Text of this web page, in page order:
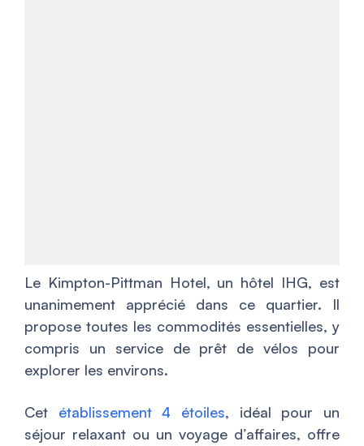
Le Kimpton-Pittman Hotel, un hôtel IHG, est
unanimement apprécié dans ce quartier. Il
propose toutes les commodités essentielles, y
compris un service de prêt de vélos pour
explorer les environs.
Cet établissement 4 étoiles, idéal pour un
séjour relaxant ou un voyage d’affaires, offre